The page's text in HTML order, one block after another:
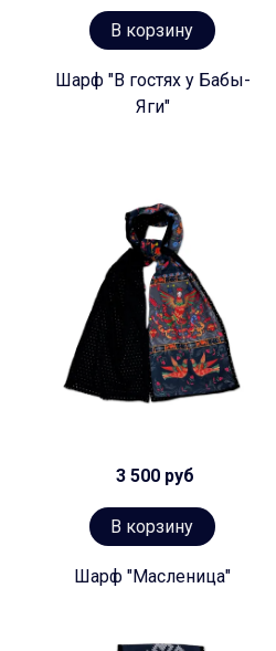
В корзину
Шарф "В гостях у Бабы-
Яги"
3 500 руб
В корзину
Шарф "Масленица"